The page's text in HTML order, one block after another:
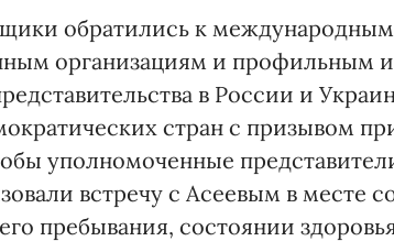
обратились к
организациям и профильным
в России и
стран с призывом
уполномоченные
встречу с Асеевым в месте
пребывания, состоянии